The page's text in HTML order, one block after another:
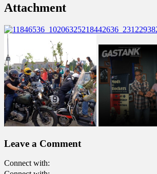
Attachment
Leave a Comment
Connect with: